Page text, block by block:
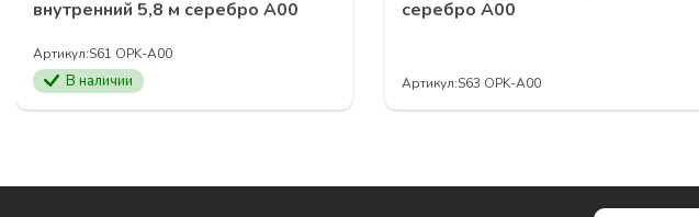
внутренний 5,8 м серебро А00
Артикул:S61 OPK-А00
В наличии
серебро А00
Артикул:S63 OPK-А00